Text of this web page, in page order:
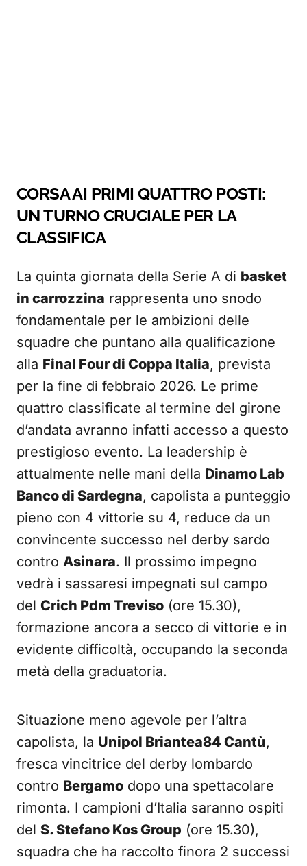
CORSA AI PRIMI QUATTRO POSTI:
UN TURNO CRUCIALE PER LA
CLASSIFICA
La quinta giornata della Serie A di basket
in carrozzina rappresenta uno snodo
fondamentale per le ambizioni delle
squadre che puntano alla qualificazione
alla Final Four di Coppa Italia, prevista
per la fine di febbraio 2026. Le prime
quattro classificate al termine del girone
d’andata avranno infatti accesso a questo
prestigioso evento. La leadership è
attualmente nelle mani della Dinamo Lab
Banco di Sardegna, capolista a punteggio
pieno con 4 vittorie su 4, reduce da un
convincente successo nel derby sardo
contro Asinara. Il prossimo impegno
vedrà i sassaresi impegnati sul campo
del Crich Pdm Treviso (ore 15.30),
formazione ancora a secco di vittorie e in
evidente difficoltà, occupando la seconda
metà della graduatoria.
Situazione meno agevole per l’altra
capolista, la Unipol Briantea84 Cantù,
fresca vincitrice del derby lombardo
contro Bergamo dopo una spettacolare
rimonta. I campioni d’Italia saranno ospiti
del S. Stefano Kos Group (ore 15.30),
squadra che ha raccolto finora 2 successi